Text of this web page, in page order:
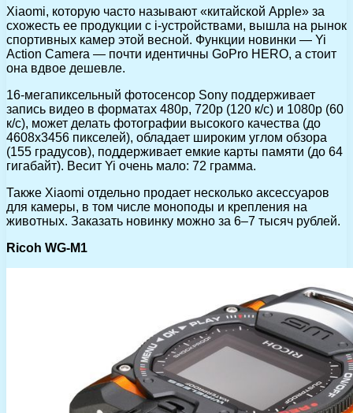
Xiaomi, которую часто называют «китайской Apple» за
схожесть ее продукции с i-устройствами, вышла на рынок
спортивных камер этой весной. Функции новинки — Yi
Action Camera — почти идентичны GoPro HERO, а стоит
она вдвое дешевле.
16-мегапиксельный фотосенсор Sony поддерживает
запись видео в форматах 480р, 720р (120 к/с) и 1080р (60
к/с), может делать фотографии высокого качества (до
4608х3456 пикселей), обладает широким углом обзора
(155 градусов), поддерживает емкие карты памяти (до 64
гигабайт). Весит Yi очень мало: 72 грамма.
Также Xiaomi отдельно продает несколько аксессуаров
для камеры, в том числе моноподы и крепления на
животных. Заказать новинку можно за 6–7 тысяч рублей.
Ricoh WG-M1